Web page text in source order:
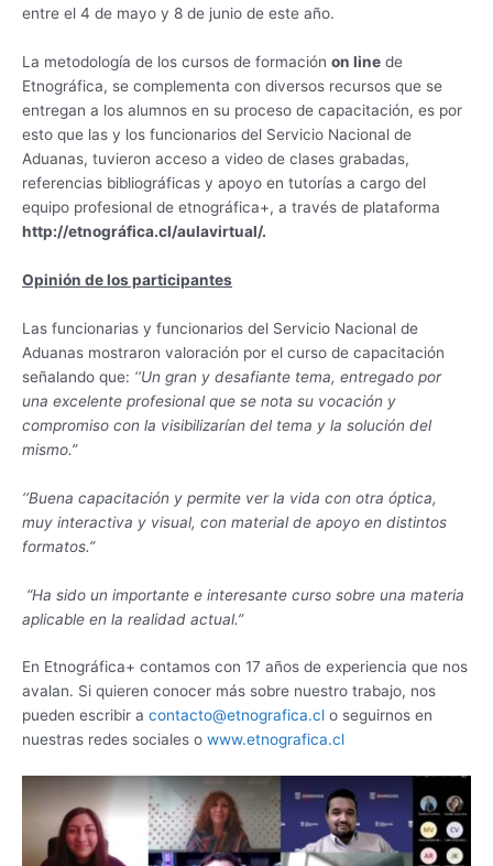
entre el 4 de mayo y 8 de junio de este año.
La metodología de los cursos de formación on line de
Etnográfica, se complementa con diversos recursos que se
entregan a los alumnos en su proceso de capacitación, es por
esto que las y los funcionarios del Servicio Nacional de
Aduanas, tuvieron acceso a video de clases grabadas,
referencias bibliográficas y apoyo en tutorías a cargo del
equipo profesional de etnográfica+, a través de plataforma
http://etnográfica.cl/aulavirtual/.
Opinión de los participantes
Las funcionarias y funcionarios del Servicio Nacional de
Aduanas mostraron valoración por el curso de capacitación
señalando que: ‘‘Un gran y desafiante tema, entregado por
una excelente profesional que se nota su vocación y
compromiso con la visibilizarían del tema y la solución del
mismo.”
‘‘Buena capacitación y permite ver la vida con otra óptica,
muy interactiva y visual, con material de apoyo en distintos
formatos.”
“Ha sido un importante e interesante curso sobre una materia
aplicable en la realidad actual.”
En Etnográfica+ contamos con 17 años de experiencia que nos
avalan. Si quieren conocer más sobre nuestro trabajo, nos
pueden escribir a contacto@etnografica.cl o seguirnos en
nuestras redes sociales o www.etnografica.cl